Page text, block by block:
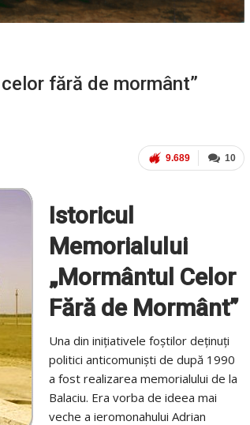
fără de mormânt”
10
9.689
Istoricul
Memorialului
„Mormântul Celor
Fără de Mormânt”
Una din inițiativele foștilor deținuți
politici anticomuniști de după 1990
a fost realizarea memorialului de la
Balaciu. Era vorba de ideea mai
veche a ieromonahului Adrian